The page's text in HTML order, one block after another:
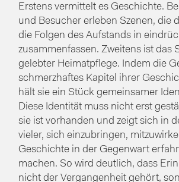
Erstens vermittelt es Geschichte.
und Besucher erleben Szenen, die
die Folgen des Aufstands in
zusammenfassen. Zweitens ist das
gelebter Heimatpflege. Indem die
schmerzhaftes Kapitel ihrer
hält sie ein Stück gemeinsamer
Diese Identität muss nicht erst
sie ist vorhanden und zeigt sich in
vieler, sich einzubringen,
Geschichte in der Gegenwart
machen. So wird deutlich, dass
nicht der Vergangenheit gehört,